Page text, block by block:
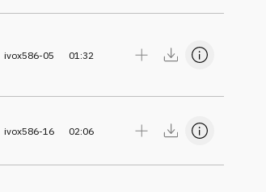
ivox586-05 01:32
ivox586-16 02:06